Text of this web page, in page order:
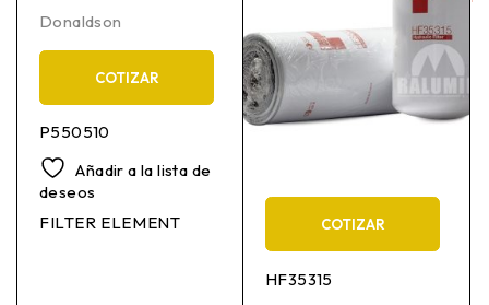
Donaldson
COTIZAR
P550510
Añadir a la lista de
deseos
FILTER ELEMENT
COTIZAR
HF35315